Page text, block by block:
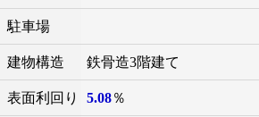
駐車場
建物構造 鉄骨造3階建て
表面利回り 5.08％